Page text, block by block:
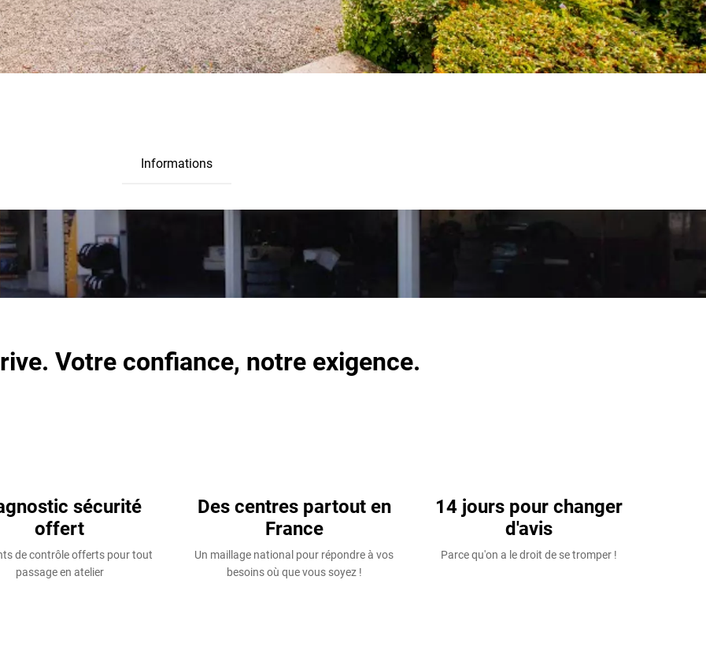
Informations
Votre confiance, notre exigence.
sécurité
offert
de contrôle offerts pour tout
passage en atelier
Des centres partout en
France
Un maillage national pour répondre à vos
besoins où que vous soyez !
14 jours pour changer
d'avis
Parce qu'on a le droit de se tromper !